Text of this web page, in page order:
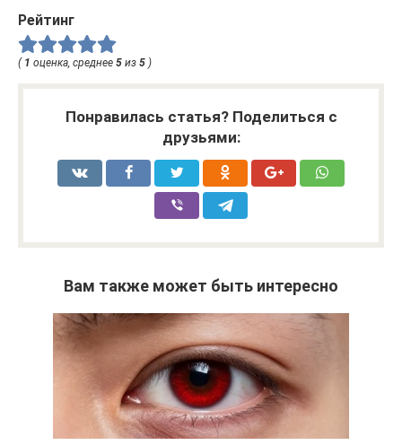
Рейтинг
( 1 оценка, среднее 5 из 5 )
Понравилась статья? Поделиться с
друзьями:
Вам также может быть интересно